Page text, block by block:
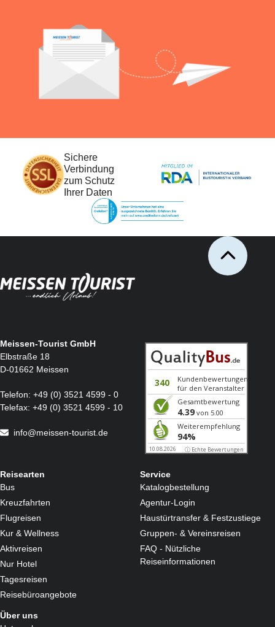
Sichere
Verbindung
zum Schutz
Ihrer Daten
Meissen-Tourist GmbH
Elbstraße 18
D-01662 Meissen
Telefon: +49 (0) 3521 4599 - 0
Telefax: +49 (0) 3521 4599 - 10
info@meissen-tourist.de
Reisearten
Bus
Kreuzfahrten
Flugreisen
Kur & Wellness
Aktivreisen
Nur Hotel
Tagesreisen
Reisebüroangebote
Service
Katalogbestellung
Agentur-Login
Haustürtransfer & Festzustiege
Gruppen- & Vereinsreisen
FAQ - Nützliche
Reiseinformationen
Über uns